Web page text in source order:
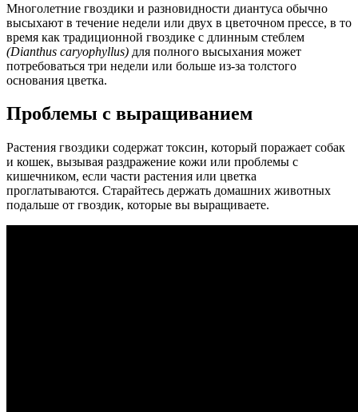
Многолетние гвоздики и разновидности диантуса обычно
высыхают в течение недели или двух в цветочном прессе, в то
время как традиционной гвоздике с длинным стеблем
(Dianthus caryophyllus) для полного высыхания может
потребоваться три недели или больше из-за толстого
основания цветка.
Проблемы с выращиванием
Растения гвоздики содержат токсин, который поражает собак
и кошек, вызывая раздражение кожи или проблемы с
кишечником, если части растения или цветка
проглатываются. Старайтесь держать домашних животных
подальше от гвоздик, которые вы выращиваете.